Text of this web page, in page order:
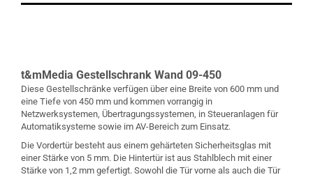
t&mMedia Gestellschrank Wand 09-450
Diese Gestellschränke verfügen über eine Breite von 600 mm und
eine Tiefe von 450 mm und kommen vorrangig in
Netzwerksystemen, Übertragungssystemen, in Steueranlagen für
Automatiksysteme sowie im AV-Bereich zum Einsatz.
Die Vordertür besteht aus einem gehärteten Sicherheitsglas mit
einer Stärke von 5 mm. Die Hintertür ist aus Stahlblech mit einer
Stärke von 1,2 mm gefertigt. Sowohl die Tür vorne als auch die Tür